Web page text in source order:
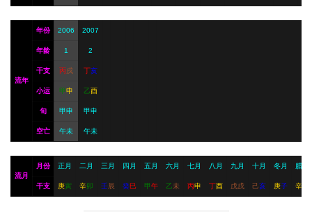
流年
年份 2006 2007
年龄 1 2
干支 丙戌 丁亥
小运 甲申 乙酉
旬 甲申 甲申
空亡 午未 午未
流月
月份 正月 二月 三月 四月 五月 六月 七月 八月 九月 十月 冬月 腊月
干支 庚寅 辛卯 壬辰 癸巳 甲午 乙未 丙申 丁酉 戊戌 己亥 庚子 辛